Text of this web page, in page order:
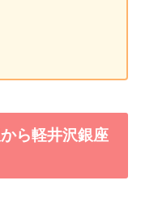
ら軽井沢銀座